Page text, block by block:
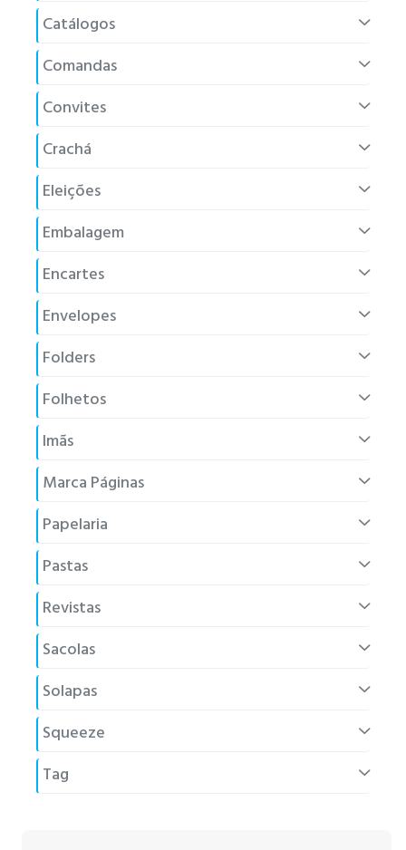
Catálogos
Comandas
Convites
Crachá
Eleições
Embalagem
Encartes
Envelopes
Folders
Folhetos
Imãs
Marca Páginas
Papelaria
Pastas
Revistas
Sacolas
Solapas
Squeeze
Tag